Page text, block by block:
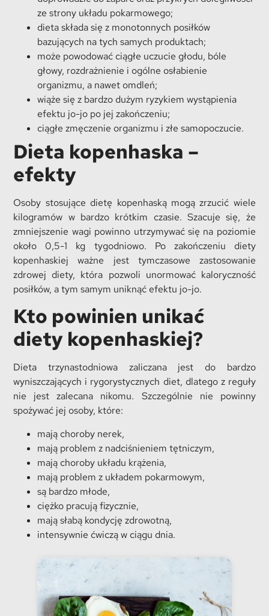
ze strony układu pokarmowego;
dieta składa się z monotonnych posiłków
bazujących na tych samych produktach;
może powodować ciągłe uczucie głodu, bóle
głowy, rozdrażnienie i ogólne osłabienie
organizmu, a nawet omdleń;
wiąże się z bardzo dużym ryzykiem wystąpienia
efektu jo-jo po jej zakończeniu;
ciągłe zmęczenie organizmu i złe samopoczucie.
Dieta kopenhaska –
efekty
Osoby stosujące dietę kopenhaską mogą zrzucić wiele
kilogramów w bardzo krótkim czasie. Szacuje się, że
zmniejszenie wagi powinno utrzymywać się na poziomie
około 0,5-1 kg tygodniowo. Po zakończeniu diety
kopenhaskiej ważne jest tymczasowe zastosowanie
zdrowej diety, która pozwoli unormować kaloryczność
posiłków, a tym samym uniknąć efektu jo-jo.
Kto powinien unikać
diety kopenhaskiej?
Dieta trzynastodniowa zaliczana jest do bardzo
wyniszczających i rygorystycznych diet, dlatego z reguły
nie jest zalecana nikomu. Szczególnie nie powinny
spożywać jej osoby, które:
mają choroby nerek,
mają problem z nadciśnieniem tętniczym,
mają choroby układu krążenia,
mają problem z układem pokarmowym,
są bardzo młode,
ciężko pracują fizycznie,
mają słabą kondycję zdrowotną,
intensywnie ćwiczą w ciągu dnia.